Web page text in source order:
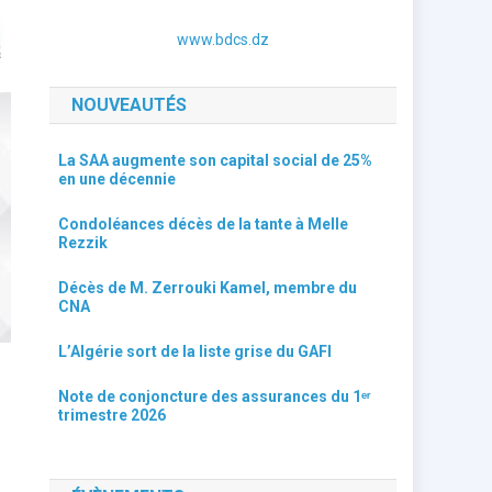
www.bdcs.dz
NOUVEAUTÉS
La SAA augmente son capital social de 25%
en une décennie
Condoléances décès de la tante à Melle
Rezzik
Décès de M. Zerrouki Kamel, membre du
CNA
L’Algérie sort de la liste grise du GAFI
Note de conjoncture des assurances du 1ᵉʳ
trimestre 2026